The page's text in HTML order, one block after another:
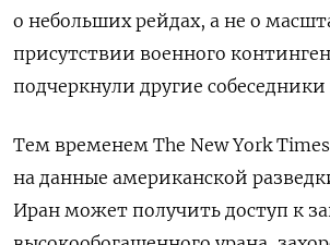
о небольших рейдах, а не о
присутствии военного
подчеркнули другие
Тем временем The New York
на данные американской
Иран может получить доступ к